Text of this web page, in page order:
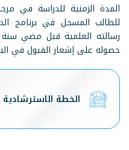
المدة الزمنية للدراسة في
للطالب المسجل في برنامج
رسالته العلمية قبل مضي
حصوله على إشعار القبول في
الخطة الاسترشادية